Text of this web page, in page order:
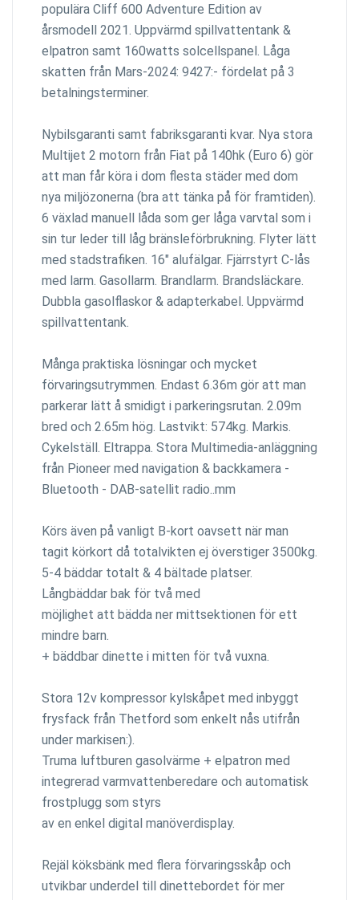
populära Cliff 600 Adventure Edition av
årsmodell 2021. Uppvärmd spillvattentank &
elpatron samt 160watts solcellspanel. Låga
skatten från Mars-2024: 9427:- fördelat på 3
betalningsterminer.
Nybilsgaranti samt fabriksgaranti kvar. Nya stora
Multijet 2 motorn från Fiat på 140hk (Euro 6) gör
att man får köra i dom flesta städer med dom
nya miljözonerna (bra att tänka på för framtiden).
6 växlad manuell låda som ger låga varvtal som i
sin tur leder till låg bränsleförbrukning. Flyter lätt
med stadstrafiken. 16" alufälgar. Fjärrstyrt C-lås
med larm. Gasollarm. Brandlarm. Brandsläckare.
Dubbla gasolflaskor & adapterkabel. Uppvärmd
spillvattentank.
Många praktiska lösningar och mycket
förvaringsutrymmen. Endast 6.36m gör att man
parkerar lätt å smidigt i parkeringsrutan. 2.09m
bred och 2.65m hög. Lastvikt: 574kg. Markis.
Cykelställ. Eltrappa. Stora Multimedia-anläggning
från Pioneer med navigation & backkamera -
Bluetooth - DAB-satellit radio..mm
Körs även på vanligt B-kort oavsett när man
tagit körkort då totalvikten ej överstiger 3500kg.
5-4 bäddar totalt & 4 bältade platser.
Långbäddar bak för två med
möjlighet att bädda ner mittsektionen för ett
mindre barn.
+ bäddbar dinette i mitten för två vuxna.
Stora 12v kompressor kylskåpet med inbyggt
frysfack från Thetford som enkelt nås utifrån
under markisen:).
Truma luftburen gasolvärme + elpatron med
integrerad varmvattenberedare och automatisk
frostplugg som styrs
av en enkel digital manöverdisplay.
Rejäl köksbänk med flera förvaringsskåp och
utvikbar underdel till dinettebordet för mer